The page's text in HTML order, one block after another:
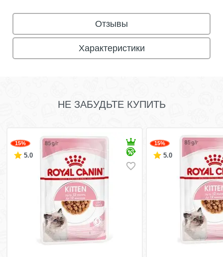
Отзывы
Характеристики
НЕ ЗАБУДЬТЕ КУПИТЬ
15%
5.0
15%
5.0